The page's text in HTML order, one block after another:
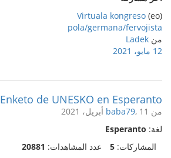
(eo)
Virtuala kongreso
pola/germana/fervojista
من Ladek
12 مايو، 2021
Enketo de UNESKO en Esperanto
من baba79, 11 أبريل، 2021
لغة: Esperanto
المشاركات: 5 عدد المشاهدات: 20881